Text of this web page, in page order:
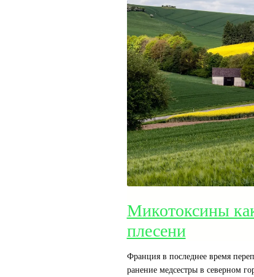
Микотоксины
плесени
Франция в последнее время
ранение медсестры в северном